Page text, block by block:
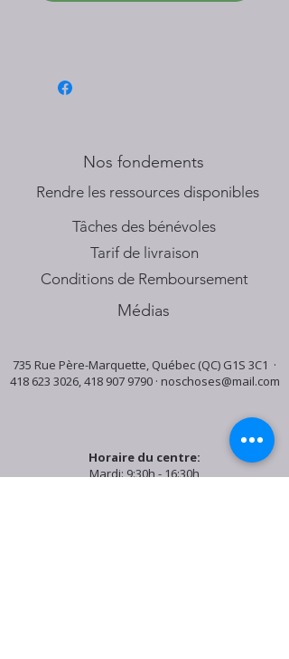
Nos fondements
​Rendre les ressources disponibles
Tâches des bénévoles
Tarif de livraison
Conditions de Remboursement
Médias
735 Rue Père-Marquette, Québec (QC) G1S 3C1 ·
418 623 3026,418 907 9790· noschoses@mail.com
Horaire du centre:
Mardi: 9:30h - 16:30h